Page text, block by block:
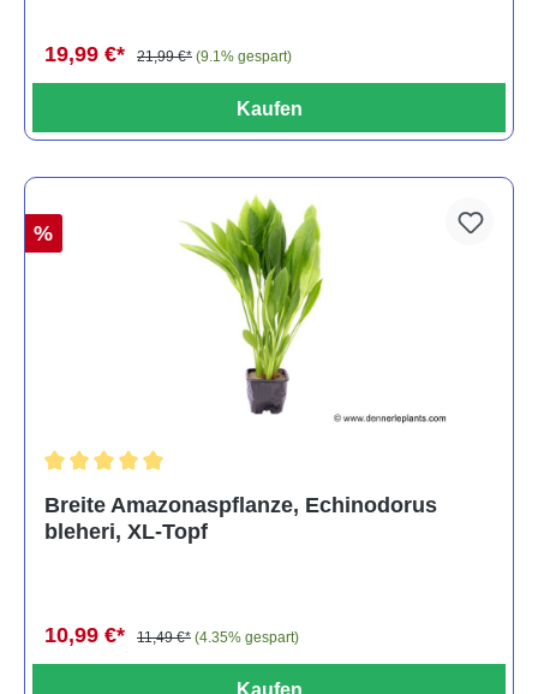
19,99 €* 21,99 €* (9.1% gespart)
Kaufen
%
Breite Amazonaspflanze, Echinodorus
bleheri, XL-Topf
10,99 €* 11,49 €* (4.35% gespart)
Kaufen